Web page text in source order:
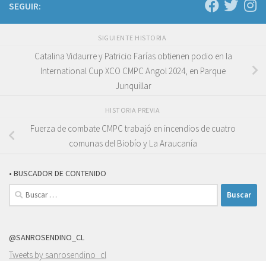
SEGUIR:
SIGUIENTE HISTORIA
Catalina Vidaurre y Patricio Farías obtienen podio en la
International Cup XCO CMPC Angol 2024, en Parque
Junquillar
HISTORIA PREVIA
Fuerza de combate CMPC trabajó en incendios de cuatro
comunas del Biobío y La Araucanía
• BUSCADOR DE CONTENIDO
Buscar:
@SANROSENDINO_CL
Tweets by sanrosendino_cl